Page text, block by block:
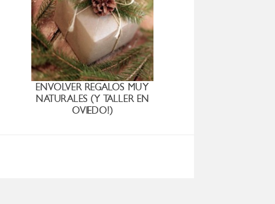
ENVOLVER REGALOS MUY
NATURALES (Y TALLER EN
OVIEDO!)